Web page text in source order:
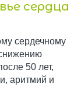
сердца
сердечному
50 лет,
аритмий и